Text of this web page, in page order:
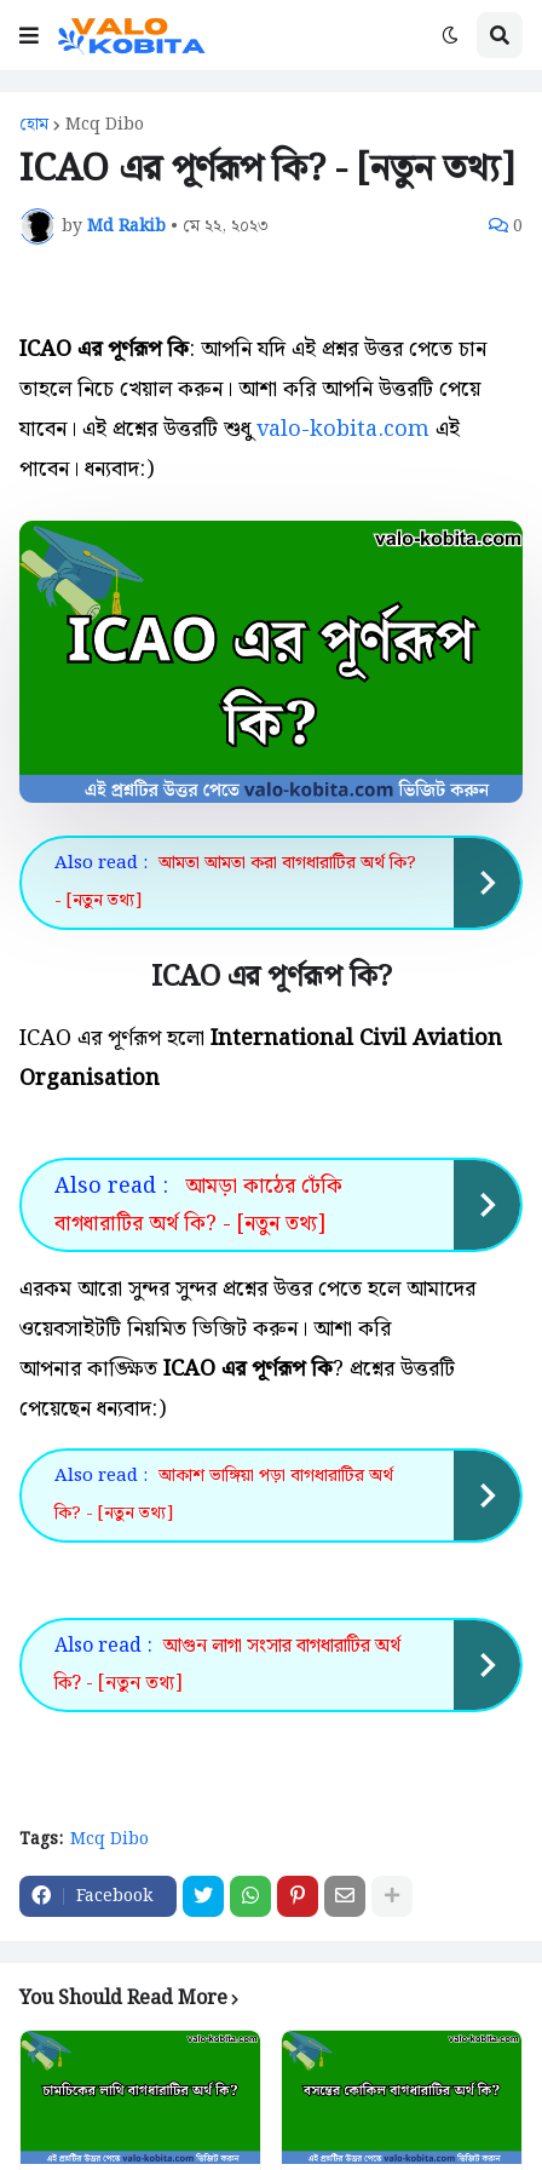
হোম Mcq Dibo
ICAO এর পূর্ণরূপ কি? - [নতুন তথ্য]
byMd Rakib • মে ২২, ২০২৩ 0
ICAO এর পূর্ণরূপ কি: আপনি যদি এই প্রশ্নর উত্তর পেতে চান
তাহলে নিচে খেয়াল করুন। আশা করি আপনি উত্তরটি পেয়ে
যাবেন। এই প্রশ্নের উত্তরটি শুধুvalo-kobita.comএই
পাবেন। ধন্যবাদ:)
Also read : আমতা আমতা করা বাগধারাটির অর্থ কি?
- [নতুন তথ্য]
ICAO এর পূর্ণরূপ কি?
ICAO এর পূর্ণরূপ হলো International Civil Aviation
Organisation
Also read : আমড়া কাঠের ঢেঁকি
বাগধারাটির অর্থ কি? - [নতুন তথ্য]
এরকম আরো সুন্দর সুন্দর প্রশ্নের উত্তর পেতে হলে আমাদের
ওয়েবসাইটটি নিয়মিত ভিজিট করুন। আশা করি
আপনার কাঙ্ক্ষিতICAO এর পূর্ণরূপ কি? প্রশ্নের উত্তরটি
পেয়েছেন ধন্যবাদ:)
Also read : আকাশ ভাঙ্গিয়া পড়া বাগধারাটির অর্থ
কি? - [নতুন তথ্য]
Also read : আগুন লাগা সংসার বাগধারাটির অর্থ
কি? - [নতুন তথ্য]
Tags: Mcq Dibo
Facebook
You Should Read More